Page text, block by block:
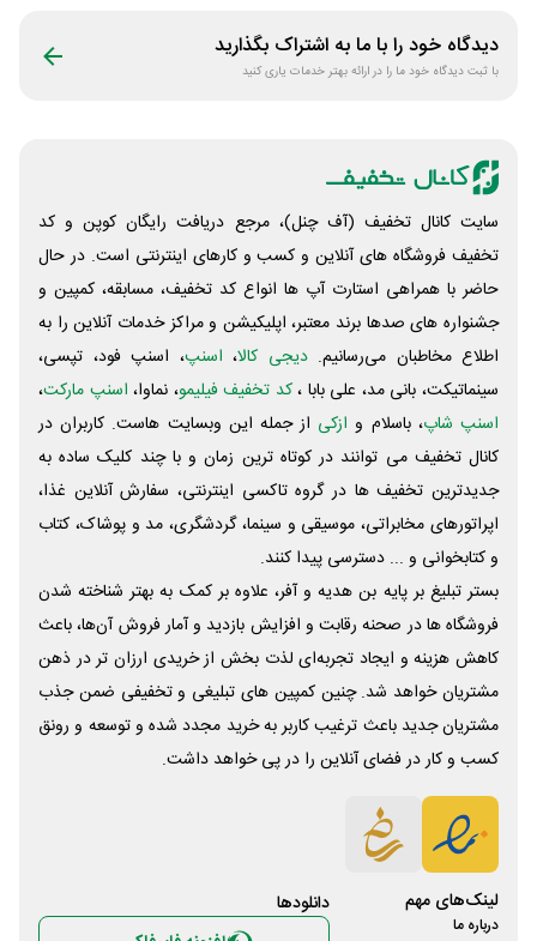
دیدگاه خود را با ما به اشتراک بگذارید
با ثبت دیدگاه خود ما را در ارائه بهتر خدمات یاری کنید
سایت کانال تخفیف (آف چنل)، مرجع دریافت رایگان کوپن و کد
تخفیف فروشگاه های آنلاین و کسب و‌ کارهای اینترنتی است. در حال
حاضر با همراهی استارت آپ ها انواع کد تخفیف، مسابقه، کمپین و
جشنواره های صدها برند معتبر، اپلیکیشن و مراکز خدمات آنلاین را به
اطلاع مخاطبان می‌رسانیم. دیجی کالا، اسنپ، اسنپ فود، تپسی،
سینماتیکت، بانی مد، علی‌ بابا ،کد تخفیف فیلیمو، نماوا، اسنپ مارکت،
اسنپ شاپ، باسلام و ازکی از جمله این وبسایت ‌هاست. کاربران در
کانال تخفیف می توانند در کوتاه ترین زمان و با چند کلیک ساده به
جدیدترین تخفیف ها در گروه تاکسی اینترنتی، سفارش آنلاین غذا،
اپراتورهای مخابراتی، موسیقی و سینما، گردشگری، مد و پوشاک، کتاب
و کتابخوانی و ... دسترسی پیدا کنند.
بستر تبلیغ بر پایه بن هدیه و آفر، علاوه بر کمک به بهتر شناخته شدن
فروشگاه ها در صحنه رقابت و افزایش بازدید و آمار فروش آن‌ها، باعث
کاهش هزینه و ایجاد تجربه‌ای لذت بخش از خریدی ارزان تر در ذهن
مشتریان خواهد شد. چنین کمپین های تبلیغی و تخفیفی ضمن جذب
مشتریان جدید باعث ترغیب کاربر به خرید مجدد شده و توسعه و رونق
کسب و کار در فضای آنلاین را در پی خواهد داشت.
لینک‌های مهم
درباره ما
دانلود‌ها